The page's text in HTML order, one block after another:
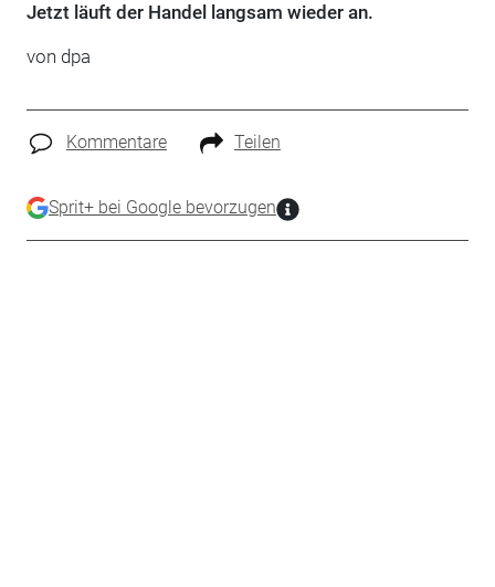
Jetzt läuft der Handel langsam wieder an.
von dpa
Kommentare Teilen
Sprit+ bei Google bevorzugen